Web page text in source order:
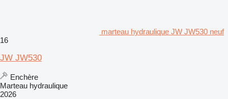
marteau hydraulique JW JW530 neuf
16
JW JW530
Enchère
Marteau hydraulique
2026